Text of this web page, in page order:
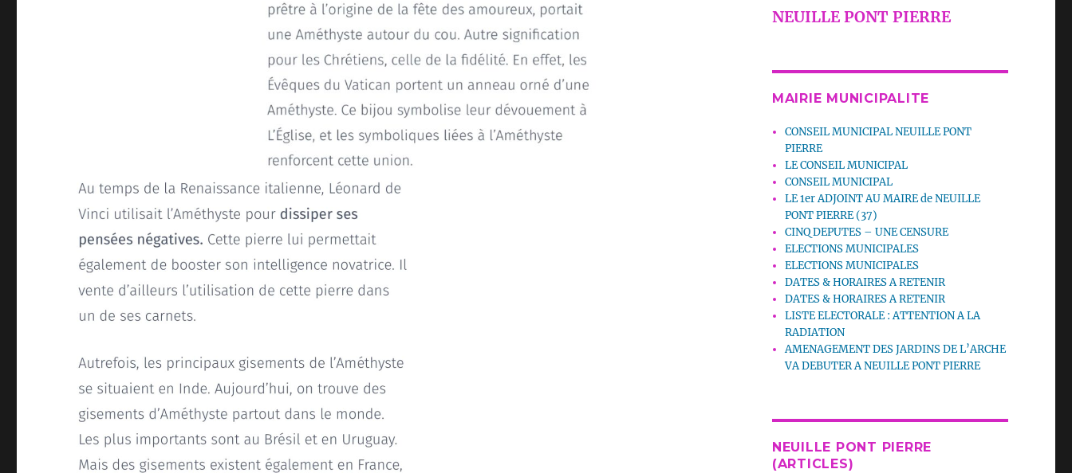
NEUILLE PONT PIERRE
MAIRIE MUNICIPALITE
CONSEIL MUNICIPAL NEUILLE PONT
PIERRE
LE CONSEIL MUNICIPAL
CONSEIL MUNICIPAL
LE 1er ADJOINT AU MAIRE de NEUILLE
PONT PIERRE (37)
CINQ DEPUTES – UNE CENSURE
ELECTIONS MUNICIPALES
ELECTIONS MUNICIPALES
DATES & HORAIRES A RETENIR
DATES & HORAIRES A RETENIR
LISTE ELECTORALE : ATTENTION A LA
RADIATION
AMENAGEMENT DES JARDINS DE L’ARCHE
VA DEBUTER A NEUILLE PONT PIERRE
NEUILLE PONT PIERRE
(ARTICLES)